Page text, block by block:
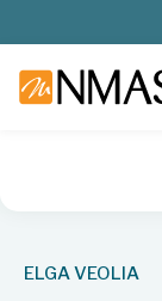
ELGA VEOLIA